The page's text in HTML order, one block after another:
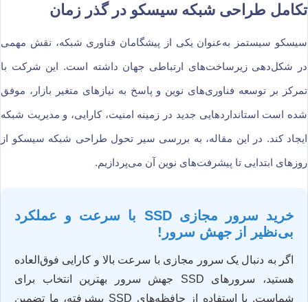
تکامل طراحی شبکه سیسکو در گذر زمان
سیسکو سیستمز به‌عنوان یکی از پیشگامان فناوری شبکه، نقش مهمی
در شکل‌دهی زیرساخت‌های ارتباطی جهان داشته است. این شرکت با
تمرکز بر توسعه فناوری‌های نوین و پاسخ به نیازهای متغیر بازار، موفق
شده است استانداردهایی جدید در زمینه امنیت، کارایی، و مدیریت شبکه
ایجاد کند. در این مقاله، به بررسی سیر تحول طراحی شبکه سیسکو از
روزهای ابتدایی تا پیشرفت‌های نوین آن می‌پردازیم.
خرید سرور مجازی SSD با سرعت و عملکرد
بی‌نظیر از جهش سرور!
اگر به دنبال یک سرور مجازی با سرعت بالا و کارایی فوق‌العاده
هستید، سرورهای SSD جهش سرور بهترین انتخاب برای
شماست. با استفاده از حافظه‌های SSD پیشرفته، ما تضمین